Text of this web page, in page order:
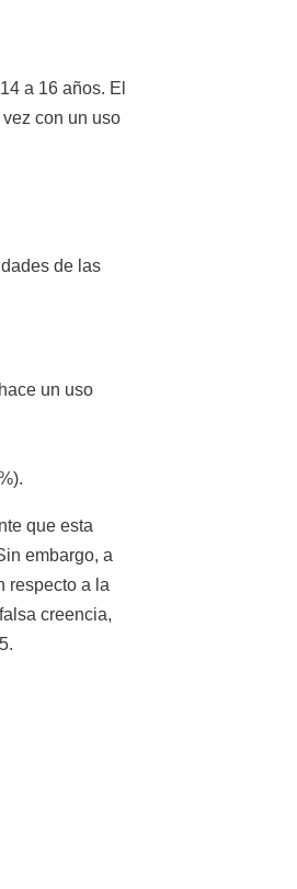
a 16 años. El
con un uso
de las
un uso
que esta
embargo, a
respecto a la
creencia,